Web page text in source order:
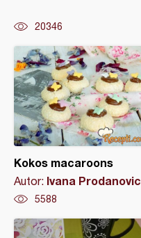
20346
Kokos macaroons
Autor: Ivana Prodanovic
5588